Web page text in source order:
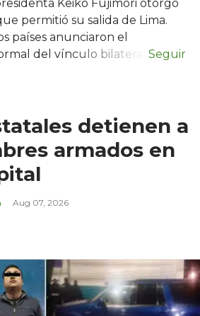
Keiko Fujimori otorgó
permitió su salida de Lima.
países anunciaron el
del vínculo bilateral.
detienen a
armados en
Aug 07, 2026